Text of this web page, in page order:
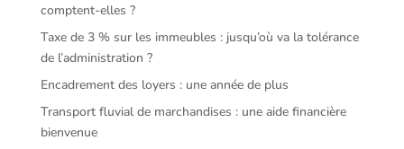
comptent-elles ?
Taxe de 3 % sur les immeubles : jusqu’où va la tolérance
de l’administration ?
Encadrement des loyers : une année de plus
Transport fluvial de marchandises : une aide financière
bienvenue